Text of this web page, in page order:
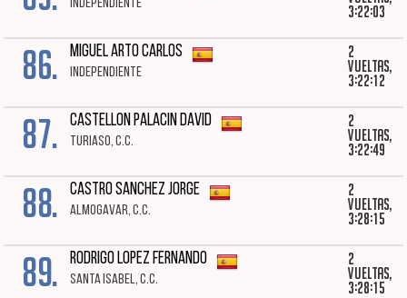
INDEPENDIENTE
3:22:03
86. MIGUEL ARTO CARLOS
INDEPENDIENTE
2
vueltas,
3:22:12
87. CASTELLON PALACIN DAVID
TURIASO, C.C.
2
vueltas,
3:22:49
88. CASTRO SANCHEZ JORGE
ALMOGAVAR, C.C.
2
vueltas,
3:28:15
89. RODRIGO LOPEZ FERNANDO
SANTA ISABEL, C.C.
2
vueltas,
3:28:15